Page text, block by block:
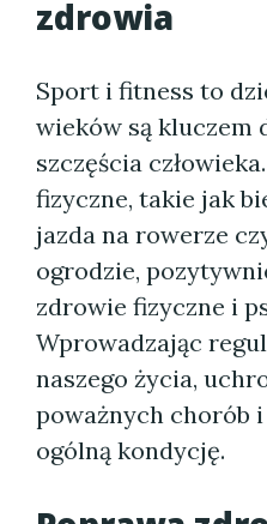
zdrowia
Sport i fitness to
wieków są kluczem
szczęścia
fizyczne, takie jak
jazda na rowerze
ogrodzie,
zdrowie fizyczne i
Wprowadzając
naszego życia,
poważnych chorób
ogólną kondycję.